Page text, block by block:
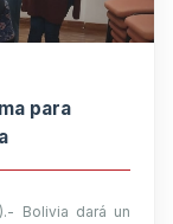
para
Bolivia dará un